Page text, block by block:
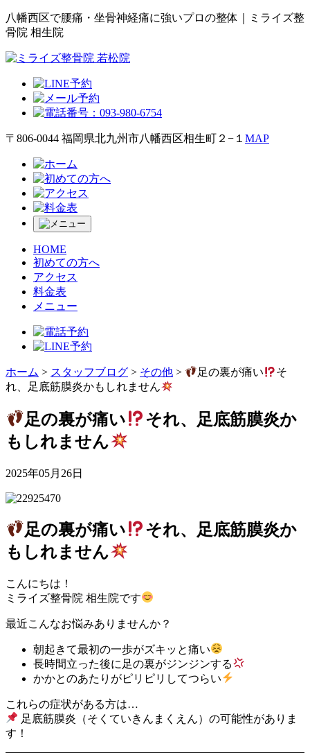
八幡西区で腰痛・坐骨神経痛に強いプロの整体｜ミライズ整
骨院 相生院
〒806-0044 福岡県北九州市八幡西区相生町２−１ MAP
HOME
初めての方へ
アクセス
料金表
メニュー
ホーム > スタッフブログ > その他 > 足の裏が痛い
そ
れ、足底筋膜炎かもしれません
足の裏が痛い
それ、足底筋膜炎か
もしれません
2025年05月26日
足の裏が痛い
それ、足底筋膜炎か
もしれません
こんにちは！
ミライズ整骨院 相生院です
最近こんなお悩みありませんか？
朝起きて最初の一歩がズキッと痛い
長時間立った後に足の裏がジンジンする
かかとのあたりがピリピリしてつらい
これらの症状がある方は…
足底筋膜炎（そくていきんまくえん）の可能性がありま
す！